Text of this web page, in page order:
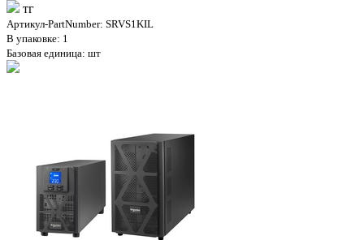
тг
Артикул-PartNumber: SRVS1KIL
В упаковке: 1
Базовая единица: шт